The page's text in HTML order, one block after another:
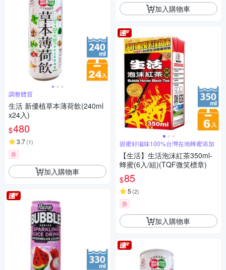
調整體質
生活 新優植草本薄荷飲(240ml
x24入)
$480
3.7(1)
券
加入購物車
加入購物車
甜蜜好滋味100%台灣在地蜂蜜添加
【生活】生活泡沫紅茶350ml-
蜂蜜(6入/組)(TQF微笑標章)
$85
5 (2)
券
加入購物車